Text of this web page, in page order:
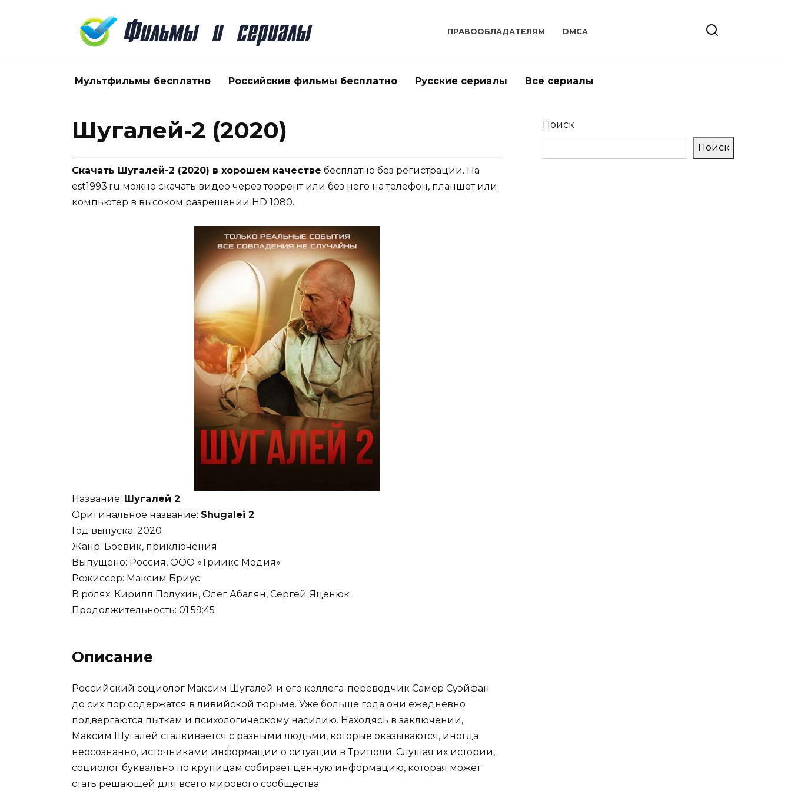
ПРАВООБЛАДАТЕЛЯМ DMCA
Мультфильмы бесплатно Российские фильмы бесплатно Русские сериалы Все сериалы
Шугалей-2 (2020)
Скачать Шугалей-2 (2020) в хорошем качестве бесплатно без регистрации. На
est1993.ru можно скачать видео через торрент или без него на телефон, планшет или
компьютер в высоком разрешении HD 1080.
Название: Шугалей 2
Оригинальное название: Shugalei 2
Год выпуска: 2020
Жанр: Боевик, приключения
Выпущено: Россия, ООО «Триикс Медия»
Режиссер: Максим Бриус
В ролях: Кирилл Полухин, Олег Абалян, Сергей Яценюк
Продолжительность: 01:59:45
Описание
Российский социолог Максим Шугалей и его коллега-переводчик Самер Суэйфан
до сих пор содержатся в ливийской тюрьме. Уже больше года они ежедневно
подвергаются пыткам и психологическому насилию. Находясь в заключении,
Максим Шугалей сталкивается с разными людьми, которые оказываются, иногда
неосознанно, источниками информации о ситуации в Триполи. Слушая их истории,
социолог буквально по крупицам собирает ценную информацию, которая может
стать решающей для всего мирового сообщества.
Поиск
Поиск